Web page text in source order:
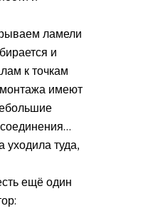
ламели
и
к точкам
имеют
уходила туда,
ещё один